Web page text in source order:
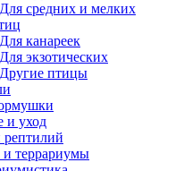
Для средних и мелких
Для канареек
Для экзотических
Другие птицы
и уход
террариумы